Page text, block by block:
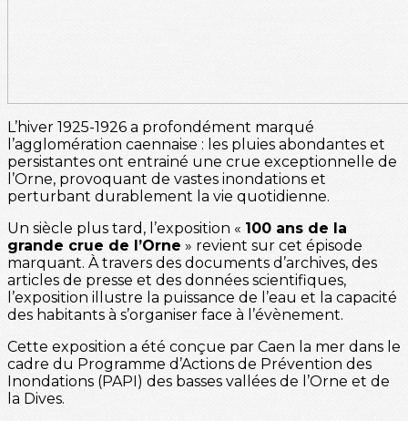
L’hiver 1925-1926 a profondément marqué
l’agglomération caennaise : les pluies abondantes et
persistantes ont entrainé une crue exceptionnelle de
l’Orne, provoquant de vastes inondations et
perturbant durablement la vie quotidienne.
Un siècle plus tard, l’exposition « 100 ans de la
grande crue de l’Orne » revient sur cet épisode
marquant. À travers des documents d’archives, des
articles de presse et des données scientifiques,
l’exposition illustre la puissance de l’eau et la capacité
des habitants à s’organiser face à l’évènement.
Cette exposition a été conçue par Caen la mer dans le
cadre du Programme d’Actions de Prévention des
Inondations (PAPI) des basses vallées de l’Orne et de
la Dives.